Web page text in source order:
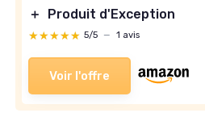
＋
Produit d'Exception
★★★★★
★★★★★ 5/5 — 1 avis
Voir l'offre